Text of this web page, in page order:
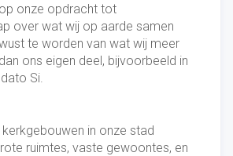
onze opdracht tot
over wat wij op aarde samen
te worden van wat wij meer
ons eigen deel, bijvoorbeeld in
Si.
kerkgebouwen in onze stad
ruimtes, vaste gewoontes, en